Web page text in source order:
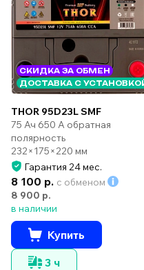
СКИДКА ЗА ОБМЕН
ДОСТАВКА С
THOR 95D23L SMF
75 Ач 650 А обратная
полярность
232×175×220 мм
Гарантия 24 мес.
8 100 р. с обменом
8 900 р.
в наличии
Купить
3 ч